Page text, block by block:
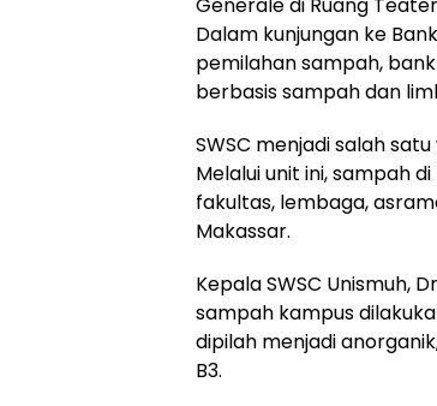
Generale di Ruang
Dalam kunjungan ke
pemilahan sampah,
berbasis sampah dan
SWSC menjadi salah
Melalui unit ini, sampah
fakultas, lembaga,
Makassar.
Kepala SWSC Unismuh,
sampah kampus
dipilah menjadi
B3.